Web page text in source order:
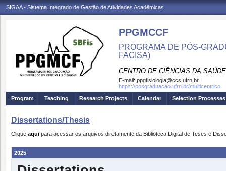
SIGAA - Sistema Integrado de Gestão de Atividades Acadêmicas
PPGMCCF
PROGRAMA DE PÓS-
FACISA)
CENTRO DE CIÊNCIAS DA SAÚDE
E-mail: ppgfisiologia@ccs.ufrn.br
https://posgraduacao.ufrn.br/multicentrico
Program
Teaching Research Projects Calendar Selection Processes
Dissertations/Thesis
Clique aqui para acessar os arquivos diretamente da Biblioteca Digital de Teses e
2025